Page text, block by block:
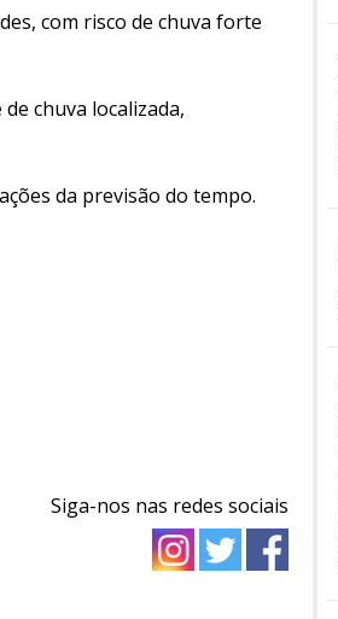
com risco de chuva forte
chuva localizada,
da previsão do tempo.
Siga-nos nas redes sociais